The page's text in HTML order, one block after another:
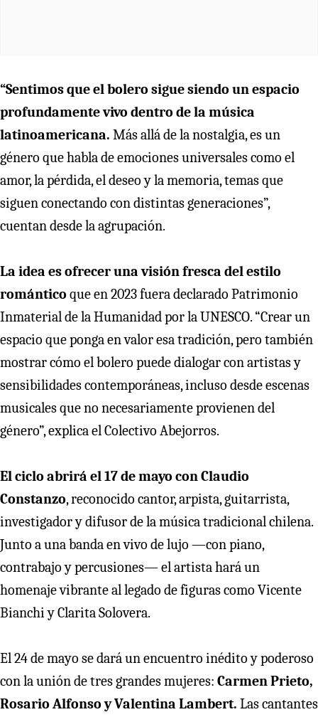
“Sentimos que el bolero sigue siendo un espacio
profundamente vivo dentro de la música
latinoamericana. Más allá de la nostalgia, es un
género que habla de emociones universales como el
amor, la pérdida, el deseo y la memoria, temas que
siguen conectando con distintas generaciones”,
cuentan desde la agrupación.
La idea es ofrecer una visión fresca del estilo
romántico que en 2023 fuera declarado Patrimonio
Inmaterial de la Humanidad por la UNESCO. “Crear un
espacio que ponga en valor esa tradición, pero también
mostrar cómo el bolero puede dialogar con artistas y
sensibilidades contemporáneas, incluso desde escenas
musicales que no necesariamente provienen del
género”, explica el Colectivo Abejorros.
El ciclo abrirá el 17 de mayo con Claudio
Constanzo, reconocido cantor, arpista, guitarrista,
investigador y difusor de la música tradicional chilena.
Junto a una banda en vivo de lujo —con piano,
contrabajo y percusiones— el artista hará un
homenaje vibrante al legado de figuras como Vicente
Bianchi y Clarita Solovera.
El 24 de mayo se dará un encuentro inédito y poderoso
con la unión de tres grandes mujeres: Carmen Prieto,
Rosario Alfonso y Valentina Lambert. Las cantantes